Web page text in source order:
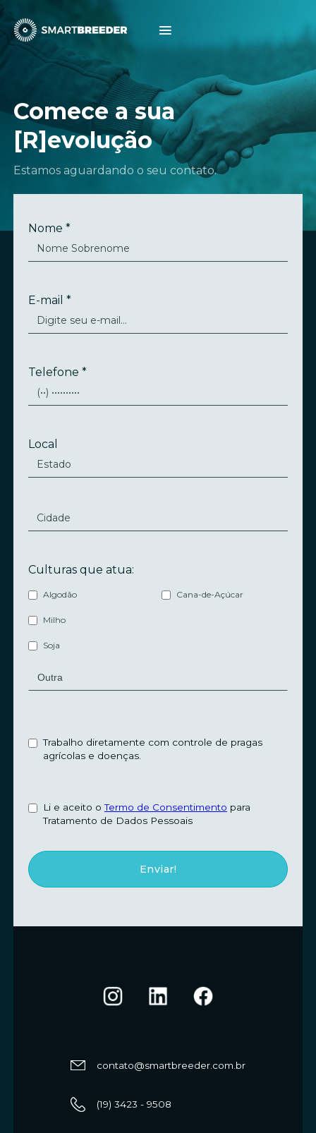
Comece a sua
[R]evolução
Estamos aguardando o seu contato.
Nome *
E-mail *
Telefone *
Local
Culturas que atua:
Algodão Cana-de-Açúcar
Milho
Soja
Trabalho diretamente com controle de pragas
agrícolas e doenças.
Li e aceito oTermo de Consentimento para
Tratamento de Dados Pessoais
contato@smartbreeder.com.br
(19) 3423 - 9508